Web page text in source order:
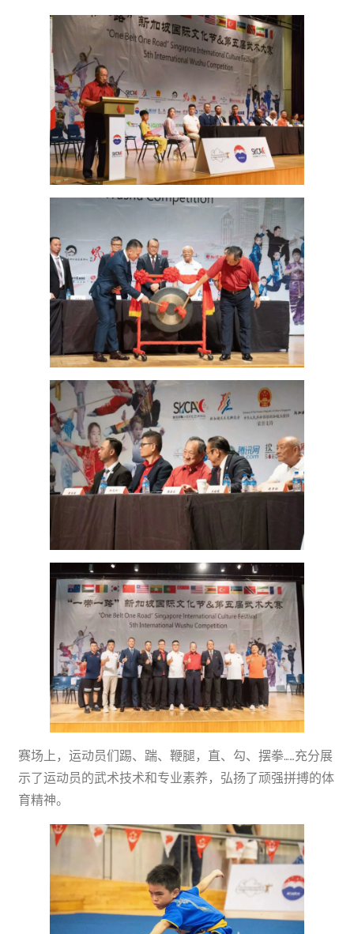
赛场上，运动员们踢、踹、鞭腿，直、勾、摆拳……充分展
示了运动员的武术技术和专业素养，弘扬了顽强拼搏的体
育精神。